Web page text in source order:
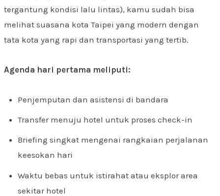
tergantung kondisi lalu lintas), kamu sudah bisa
melihat suasana kota Taipei yang modern dengan
tata kota yang rapi dan transportasi yang tertib.
Agenda hari pertama meliputi:
Penjemputan dan asistensi di bandara
Transfer menuju hotel untuk proses check-in
Briefing singkat mengenai rangkaian perjalanan
keesokan hari
Waktu bebas untuk istirahat atau eksplor area
sekitar hotel